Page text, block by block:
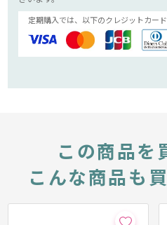
定期購入では、以下のクレジットカー
この商品を
こんな商品も